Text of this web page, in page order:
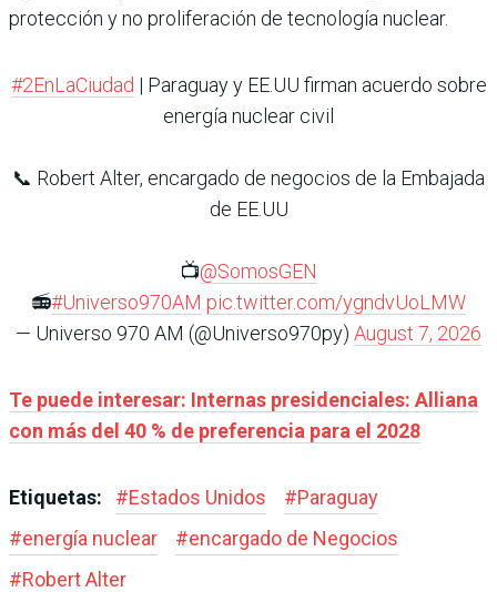
protección y no proliferación de tecnología nuclear.
#2EnLaCiudad | Paraguay y EE.UU firman acuerdo sobre
energía nuclear civil
📞 Robert Alter, encargado de negocios de la Embajada
de EE.UU
📺@SomosGEN
📻#Universo970AM pic.twitter.com/ygndvUoLMW
— Universo 970 AM (@Universo970py) August 7, 2026
Te puede interesar: Internas presidenciales: Alliana
con más del 40 % de preferencia para el 2028
Etiquetas: #Estados Unidos #Paraguay
#energía nuclear #encargado de Negocios
#Robert Alter